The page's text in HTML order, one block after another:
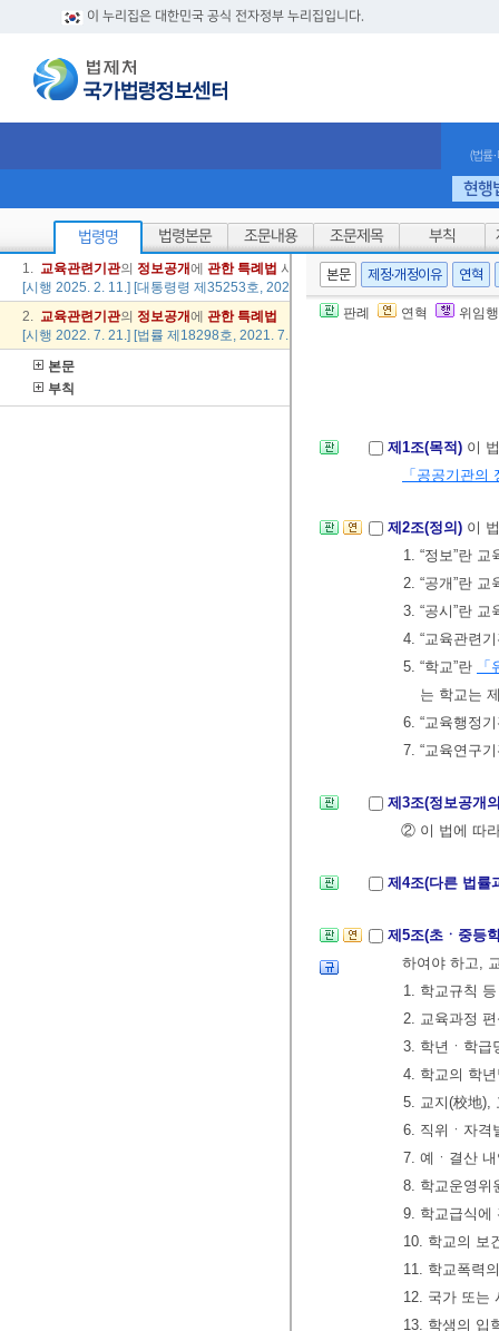
이 누리집은 대한민국 공식 전자정부 누리집입니다.
(법률
현행
법령명 법령본문 조문내용 조문제목 부칙
1. 교육관련기관의 정보공개에 관한 특례법 시행령
[시행 2025. 2. 11.] [대통령령 제35253호, 2025. 2. 11., 일부개정]
2. 교육관련기관의 정보공개에 관한 특례법
[시행 2022. 7. 21.] [법률 제18298호, 2021. 7. 20., 타법개정]
본문
부칙
본문 제정·개정이유 연혁
판례 연혁 위임
제1조(목적) 이
「공공기관의
제2조(정의) 이
1. “정보”란
2. “공개”란
3. “공시”란
4. “교육관련
5. “학교”란
는 학교는
6. “교육행정
7. “교육연구
제3조(정보공개
② 이 법에 따
제4조(다른 법률
제5조(초ㆍ중등
하여야 하고,
1. 학교규칙
2. 교육과정
3. 학년ㆍ학급
4. 학교의 학
5. 교지(校地),
6. 직위ㆍ자격
7. 예ㆍ결산
8. 학교운영위
9. 학교급식에
10. 학교의 보
11. 학교폭력
12. 국가 또는
13. 학생의 입